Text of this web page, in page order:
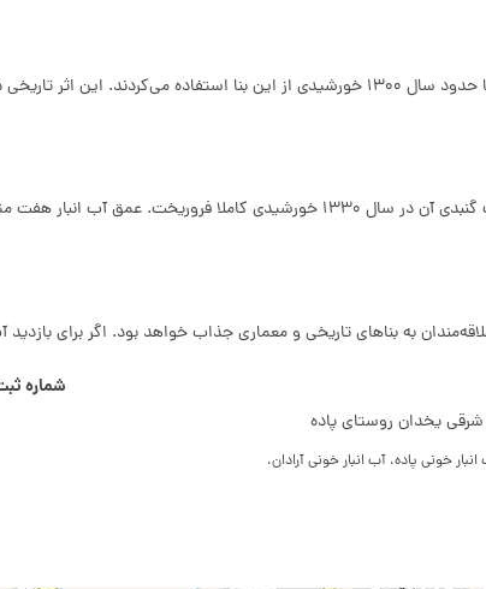
ملی ایران به ثبت رسیده ‌است.
و استوانه‌ای شکل آب انبار باقی مانده است.
به بناهای تاریخی و معماری جذاب خواهد بود. اگر برای بازدید
شماره
یخدان روستای پاده
خونی پاده، آب انبار خونی آرادان،